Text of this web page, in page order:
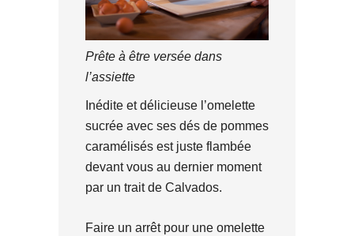
Prête à être versée dans
l’assiette
Inédite et délicieuse l’omelette
sucrée avec ses dés de pommes
caramélisés est juste flambée
devant vous au dernier moment
par un trait de Calvados.
Faire un arrêt pour une omelette